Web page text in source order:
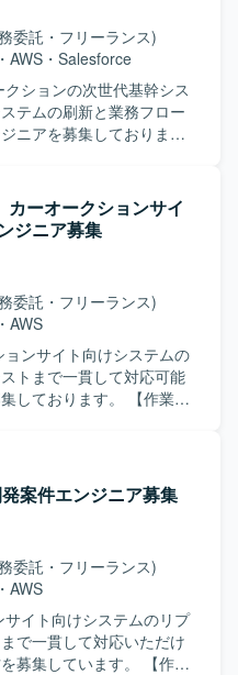
【ポジション
再構築プロジェクトに上
設計からAI活用まで幅広
新のAIツールやクラウド
、スキルの拡張が期待で
委託・フリーランス)
・ AWS ・ Salesforce
クションの次世代基幹シス
テムの刷新と業務フロー
ニアを募集しておりま
用いた操作性の高いSPAフ
（Spring Boot）による堅
行っていただきます。
スコードおよびテストコ
ンプレミスOracleと
ブリッド環境で開発を進
い技術や開発手法の活用
チームメンバーと円滑に
、大規模プロジェクトで
ラ環境など先進的な技術
です。UI/UXにこだわった
構築まで幅広く携わること
ド双方のスキルを高めて
バックエンドは
成となっております。イ
（ECS）を組み合わせ
したコードおよびテスト
っております。
ーオークションサイ
ジニア募集
委託・フリーランス)
・ AWS
ョンサイト向けシステムの
トまで一貫して対応可能
ります。 【作業内
きます。バックエンド
ントエンド
し、関連するDBやイン
施していただきます。
得やキャッチアップに取
ていただける方を求めて
ョンを取りながら、リプ
ただける方が望ましいで
め、フルスタックエンジ
案件エンジニア募集
委託・フリーランス)
・ AWS
サイト向けシステムのリプ
で一貫して対応いただけ
しています。 【作業